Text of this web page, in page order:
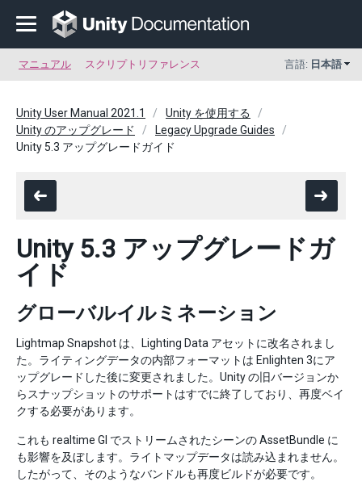
マニュアル スクリプトリファレンス 言語: 日本語
Unity User Manual 2021.1
Unity を使用する
Unity のアップグレード
Legacy Upgrade Guides
Unity 5.3 アップグレードガイド
Unity 5.3 アップグレードガ
イド
グローバルイルミネーション
Lightmap Snapshot は、Lighting Data アセットに改名されまし
た。ライティングデータの内部フォーマットは Enlighten 3にア
ップグレードした後に変更されました。Unity の旧バージョンか
らスナップショットのサポートはすでに終了しており、再度ベイ
クする必要があります。
これも realtime GI でストリームされたシーンの AssetBundle に
も影響を及ぼします。ライトマップデータは読み込まれません。
したがって、そのようなバンドルも再度ビルドが必要です。